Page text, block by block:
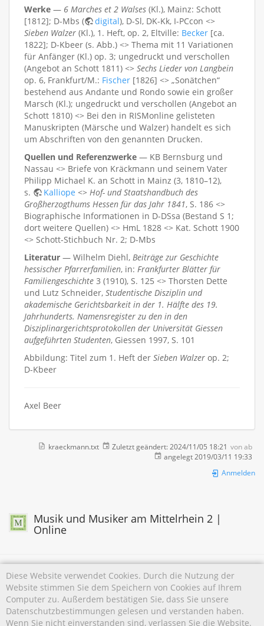
Werke — 6 Marches et 2 Walses (Kl.), Mainz: Schott
[1812]; D-Mbs (
digital), D-Sl, DK-Kk, I-PCcon <>
Sieben Walzer (Kl.), 1. Heft, op. 2, Eltville: Becker [ca.
1822]; D-Kbeer (s. Abb.) <> Thema mit 11 Variationen
für Anfänger (Kl.) op. 3; ungedruckt und verschollen
(Angebot an Schott 1811) <> Sechs Lieder von Langbein
op. 6, Frankfurt/M.: Fischer [1826] <> „Sonätchen“
bestehend aus Andante und Rondo sowie ein großer
Marsch (Kl.); ungedruckt und verschollen (Angebot an
Schott 1810) <> Bei den in RISMonline gelisteten
Manuskripten (Märsche und Walzer) handelt es sich
um Abschriften von den genannten Drucken.
Quellen und Referenzwerke — KB Bernsburg und
Nassau <> Briefe von Kräckmann und seinem Vater
Philipp Michael K. an Schott in Mainz (3, 1810–12),
s.
Kalliope <> Hof- und Staatshandbuch des
Großherzogthums Hessen für das Jahr 1841, S. 186 <>
Biographische Informationen in D-DSsa (Bestand S 1;
dort weitere Quellen) <> HmL 1828 <> Kat. Schott 1900
<> Schott-Stichbuch Nr. 2; D-Mbs
Literatur — Wilhelm Diehl, Beiträge zur Geschichte
hessischer Pfarrerfamilien, in: Frankfurter Blätter für
Familiengeschichte 3 (1910), S. 125 <> Thorsten Dette
und Lutz Schneider, Studentische Disziplin und
akademische Gerichtsbarkeit in der 1. Hälfte des 19.
Jahrhunderts. Namensregister zu den in den
Disziplinargerichtsprotokollen der Universität Giessen
aufgeführten Studenten, Giessen 1997, S. 101
Abbildung: Titel zum 1. Heft der Sieben Walzer op. 2;
D-Kbeer
Axel Beer
Diese Website verwendet Cookies. Durch die Nutzung der
Website stimmen Sie dem Speichern von Cookies auf Ihrem
Computer zu. Außerdem bestätigen Sie, dass Sie unsere
Datenschutzbestimmungen gelesen und verstanden haben.
Wenn Sie nicht einverstanden sind, verlassen Sie die Website.
kraeckmann.txt Zuletzt geändert: 2024/11/05 18:21 vonab
angelegt 2019/03/11 19:33
Anmelden
Musik und Musiker am Mittelrhein 2 |
Online
Falls nicht anders bezeichnet, ist der Inhalt dieses Wikis unter der folgenden Lizenz
veröffentlicht:
CC Attribution-Noncommercial 4.0 International